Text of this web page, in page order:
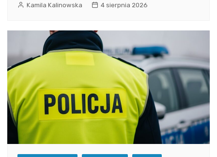
Kamila Kalinowska 4 sierpnia 2026